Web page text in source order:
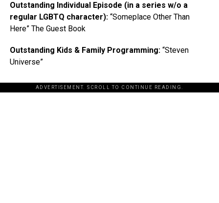
Outstanding Individual Episode (in a series w/o a
regular LGBTQ character): “Someplace Other Than
Here” The Guest Book
Outstanding Kids & Family Programming: “Steven
Universe”
ADVERTISEMENT. SCROLL TO CONTINUE READING.